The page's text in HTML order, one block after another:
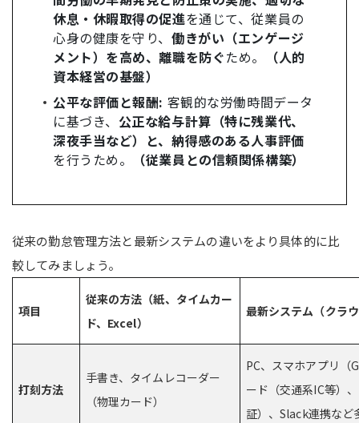
休息・休暇取得の促進を通じて、従業員の
心身の健康を守り、働きがい（エンゲージ
メント）を高め、離職を防ぐため。
（人的
資本経営の基盤）
公平な評価と報酬: 客観的な労働時間データ
に基づき、 公正な給与計算（特に残業代、
深夜手当など）と、納得感のある人事評価
を行うため。
（従業員との信頼関係構築）
従来の勤怠管理方法と最新システムの違いをより具体的に比
較してみましょう。
項目
従来の方法（紙、タイムカー
ド、Excel）
最新システム（クラ
打刻方法
手書き、タイムレコーダー
（物理カード）
PC、スマホアプリ（
ード（交通系IC等）
証）、Slack連携など